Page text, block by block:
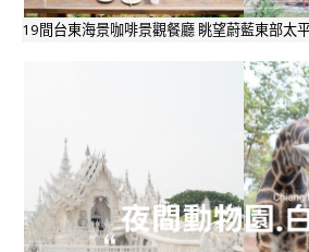
19間台東海景咖啡景觀餐廳 眺望蔚藍東部太